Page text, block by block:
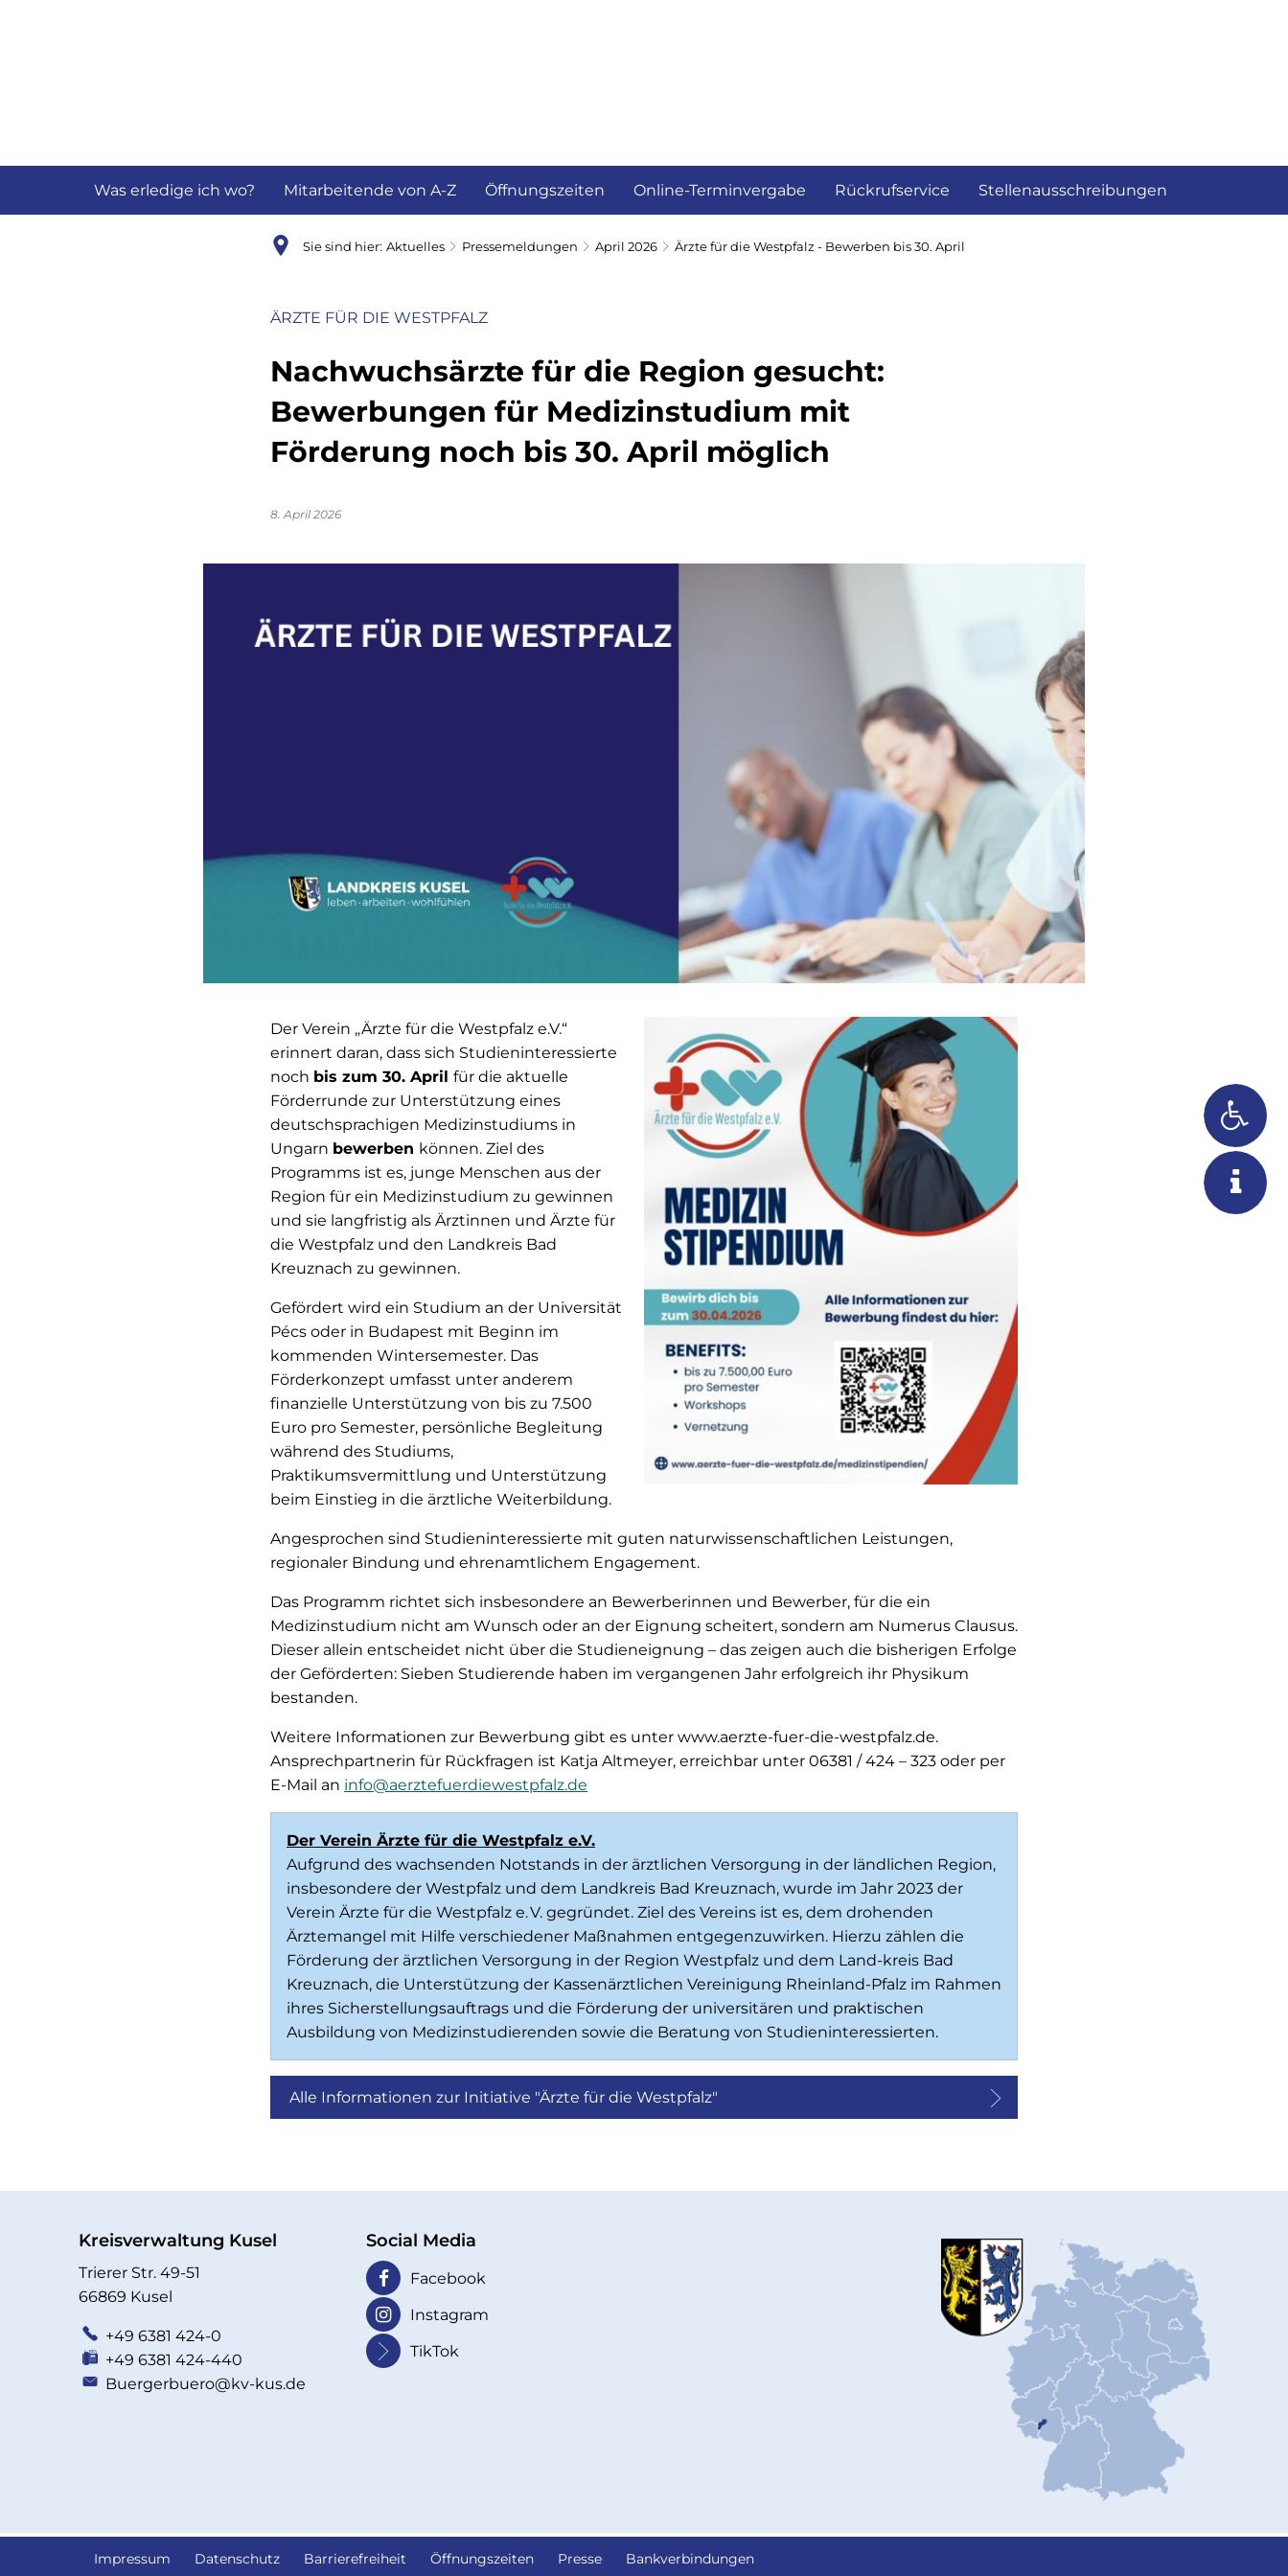
Was erledige ich wo? Mitarbeitende von A-Z Öffnungszeiten Online-Terminvergabe Rückrufservice Stellenausschreibungen
Sie sind hier: Aktuelles Pressemeldungen April 2026 Ärzte für die Westpfalz - Bewerben bis 30. April
ÄRZTE FÜR DIE WESTPFALZ
Nachwuchsärzte für die Region gesucht:
Bewerbungen für Medizinstudium mit
Förderung noch bis 30. April möglich
8. April 2026
Der Verein „Ärzte für die Westpfalz e.V.“
erinnert daran, dass sich Studieninteressierte
noch bis zum 30. April für die aktuelle
Förderrunde zur Unterstützung eines
deutschsprachigen Medizinstudiums in
Ungarn bewerben können. Ziel des
Programms ist es, junge Menschen aus der
Region für ein Medizinstudium zu gewinnen
und sie langfristig als Ärztinnen und Ärzte für
die Westpfalz und den Landkreis Bad
Kreuznach zu gewinnen.
Gefördert wird ein Studium an der Universität
Pécs oder in Budapest mit Beginn im
kommenden Wintersemester. Das
Förderkonzept umfasst unter anderem
finanzielle Unterstützung von bis zu 7.500
Euro pro Semester, persönliche Begleitung
während des Studiums,
Praktikumsvermittlung und Unterstützung
beim Einstieg in die ärztliche Weiterbildung.
Angesprochen sind Studieninteressierte mit guten naturwissenschaftlichen Leistungen,
regionaler Bindung und ehrenamtlichem Engagement.
Das Programm richtet sich insbesondere an Bewerberinnen und Bewerber, für die ein
Medizinstudium nicht am Wunsch oder an der Eignung scheitert, sondern am Numerus Clausus.
Dieser allein entscheidet nicht über die Studieneignung – das zeigen auch die bisherigen Erfolge
der Geförderten: Sieben Studierende haben im vergangenen Jahr erfolgreich ihr Physikum
bestanden.
Weitere Informationen zur Bewerbung gibt es unter www.aerzte-fuer-die-westpfalz.de.
Ansprechpartnerin für Rückfragen ist Katja Altmeyer, erreichbar unter 06381 / 424 – 323 oder per
E-Mail an info@aerztefuerdiewestpfalz.de
Der Verein Ärzte für die Westpfalz e.V.
Aufgrund des wachsenden Notstands in der ärztlichen Versorgung in der ländlichen Region,
insbesondere der Westpfalz und dem Landkreis Bad Kreuznach, wurde im Jahr 2023 der
Verein Ärzte für die Westpfalz e. V. gegründet. Ziel des Vereins ist es, dem drohenden
Ärztemangel mit Hilfe verschiedener Maßnahmen entgegenzuwirken. Hierzu zählen die
Förderung der ärztlichen Versorgung in der Region Westpfalz und dem Land-kreis Bad
Kreuznach, die Unterstützung der Kassenärztlichen Vereinigung Rheinland-Pfalz im Rahmen
ihres Sicherstellungsauftrags und die Förderung der universitären und praktischen
Ausbildung von Medizinstudierenden sowie die Beratung von Studieninteressierten.
Alle Informationen zur Initiative "Ärzte für die Westpfalz"
Kreisverwaltung Kusel
Trierer Str. 49-51
66869 Kusel
+49 6381 424-0
+49 6381 424-440
Buergerbuero@kv-kus.de
Social Media
Facebook
Instagram
TikTok
Impressum Datenschutz Barrierefreiheit Öffnungszeiten Presse Bankverbindungen